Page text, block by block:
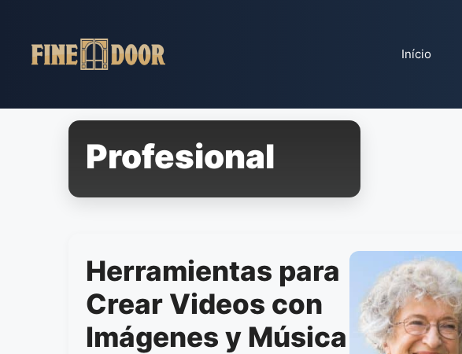
conteúdo
Início
Profesional
Herramientas para
Crear Videos con
Imágenes y Música